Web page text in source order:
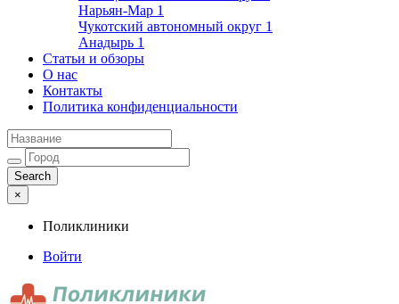
Нарьян-Мар 1
Чукотский автономный округ 1
Анадырь 1
Статьи и обзоры
О нас
Контакты
Политика конфиденциальности
×
Поликлиники
Войти